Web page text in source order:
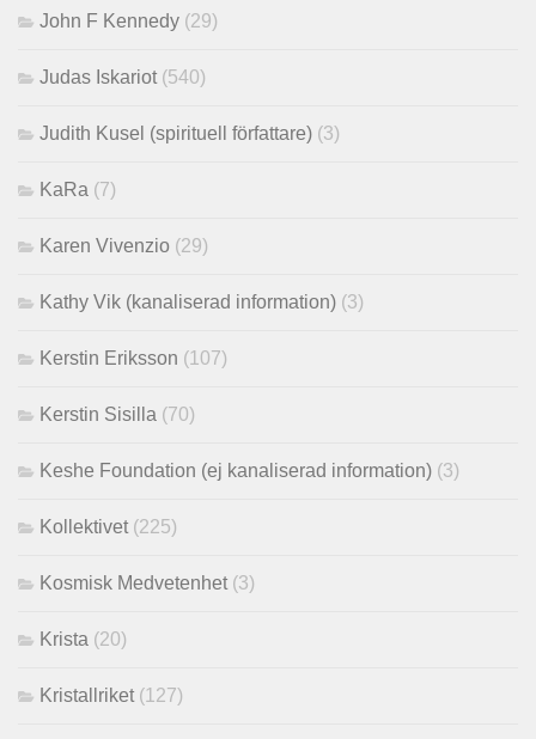
John F Kennedy (29)
Judas Iskariot (540)
Judith Kusel (spirituell författare) (3)
KaRa (7)
Karen Vivenzio (29)
Kathy Vik (kanaliserad information) (3)
Kerstin Eriksson (107)
Kerstin Sisilla (70)
Keshe Foundation (ej kanaliserad information) (3)
Kollektivet (225)
Kosmisk Medvetenhet (3)
Krista (20)
Kristallriket (127)